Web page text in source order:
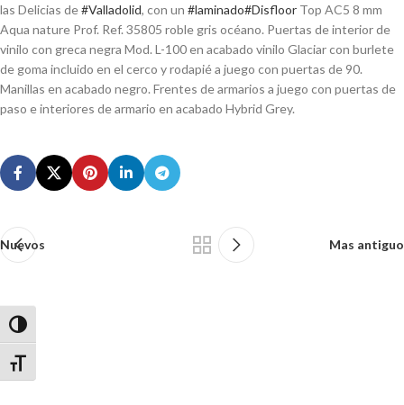
Alternar alto contraste
Alternar tamaño de letra
las Delicias de#Valladolid, con un #laminado#Disfloor Top AC5 8 mm
Aqua nature Prof. Ref. 35805 roble gris océano. Puertas de interior de
vinilo con greca negra Mod. L-100 en acabado vinilo Glaciar con burlete
de goma incluido en el cerco y rodapié a juego con puertas de 90.
Manillas en acabado negro. Frentes de armarios a juego con puertas de
paso e interiores de armario en acabado Hybrid Grey.
Nuevos Mas antiguo